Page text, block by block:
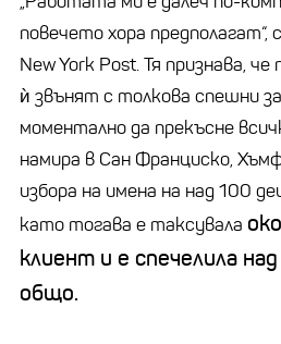
повечето хора предполагат“,
New York Post. Тя признава,
ѝ звънят с толкова спешни
моментално да прекъсне
намира в Сан Франциско,
избора на имена на над 100
като тогава е таксувала
клиент и е спечелила
общо.